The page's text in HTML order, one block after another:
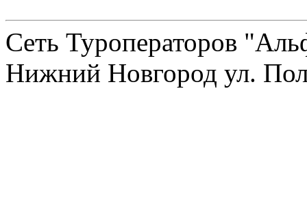
Сеть Туроператоров
Нижний Новгород ул.